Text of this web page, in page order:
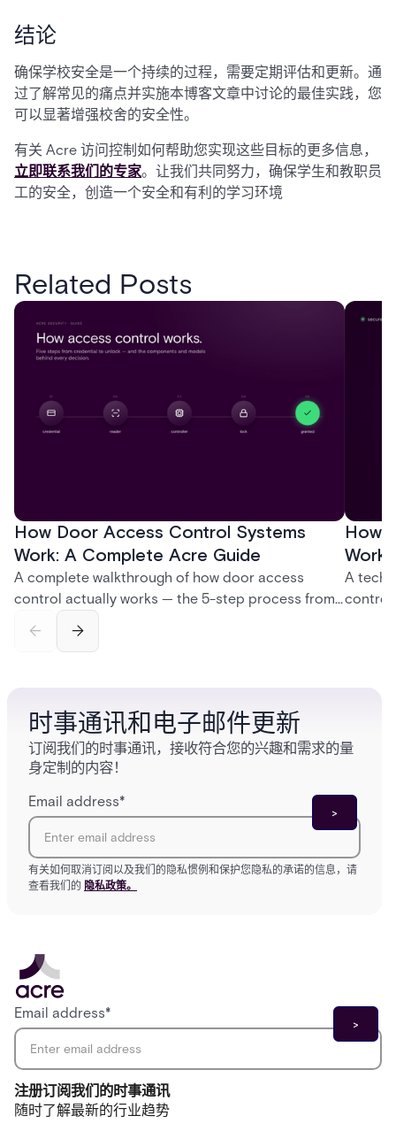
结论
确保学校安全是一个持续的过程，需要定期评估和更新。通
过了解常见的痛点并实施本博客文章中讨论的最佳实践，您
可以显著增强校舍的安全性。
有关 Acre 访问控制如何帮助您实现这些目标的更多信息，
立即联系我们的专家。让我们共同努力，确保学生和教职员
工的安全，创造一个安全和有利的学习环境
Related Posts
How Door Access Control Systems
Work: A Complete Acre Guide
A complete walkthrough of how door access
control actually works — the 5-step process from
and software components, and the access control
How
A
control
时事通讯和电子邮件更新
订阅我们的时事通讯，接收符合您的兴趣和需求的量
身定制的内容！
Email address*
有关如何取消订阅以及我们的隐私惯例和保护您隐私的承诺的信息，请
查看我们的 隐私政策。
注册订阅我们的时事通讯
随时了解最新的行业趋势
Email address*